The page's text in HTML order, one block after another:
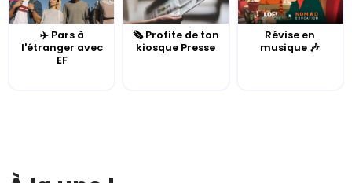
✈️ Pars à
l'étranger avec
EF
🗞️ Profite de ton
kiosque Presse
Révise en
musique 🎶